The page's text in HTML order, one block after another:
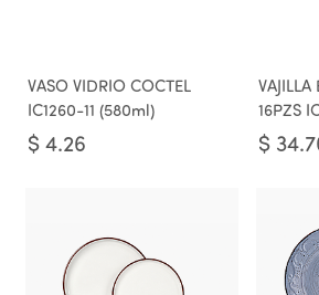
VASO VIDRIO COCTEL
IC1260-11 (580ml)
$ 4.26
VAJILLA
16PZS
$